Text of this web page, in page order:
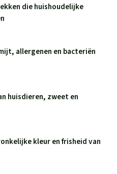
die huishoudelijke
allergenen en bacteriën
huisdieren, zweet en
kleur en frisheid van